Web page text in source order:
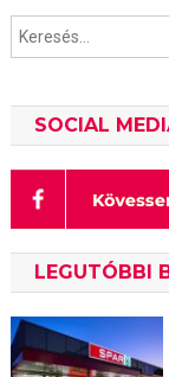
SOCIAL
LEGUTÓBBI